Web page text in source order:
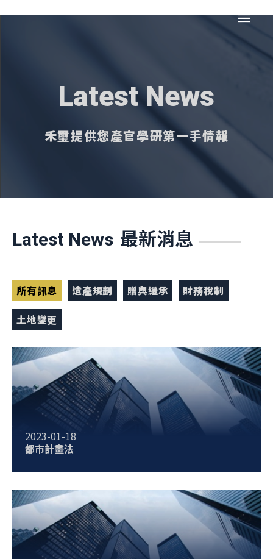
主
要
Latest News
禾璽提供您產官學研第一手情報
Latest News 最新消息
所有訊息 遺產規劃 贈與繼承 財務稅制
土地變更
2023-01-18
都市計畫法